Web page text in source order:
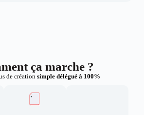
ça marche ?
de création simple délégué à 100%